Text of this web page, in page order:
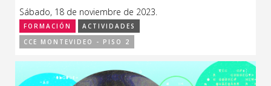
Sábado, 18 de noviembre de 2023.
FORMACIÓN
ACTIVIDADES
CCE MONTEVIDEO - PISO 2